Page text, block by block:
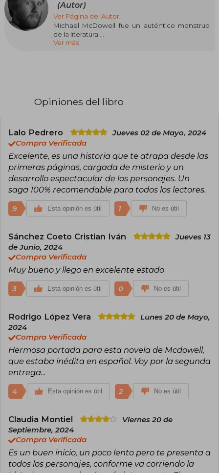
(Autor)
Ver Página del Autor
Michael McDowell fue un auténtico monstruo
de la literatura.
Dotado de una creatividad sin límites, escribió
caso de McDowell. Además de novelista,
Bettlejuice y Pesadilla antes de Navidad,
además de un episodio para la serie Alfred
Ver más
Opiniones del libro
Lalo Pedrero
Jueves 02 de Mayo, 2024
Compra Verificada
Excelente, es una historia que te atrapa desde las
primeras páginas, cargada de misterio y un
desarrollo espectacular de los personajes. Un
saga 100% recomendable para todos los lectores.
9 Esta opinión es útil 1 No es útil
Sánchez Coeto Cristian Iván
Jueves 13
de Junio, 2024
Compra Verificada
Muy bueno y llego en excelente estado
3 Esta opinión es útil 0 No es útil
Rodrigo López Vera
Lunes 20 de Mayo,
2024
Compra Verificada
Hermosa portada para esta novela de Mcdowell,
que estaba inédita en español. Voy por la segunda
entrega...
4 Esta opinión es útil 2 No es útil
Claudia Montiel
Viernes 20 de
Septiembre, 2024
Compra Verificada
Es un buen inicio, un poco lento pero te presenta a
todos los personajes, conforme va corriendo la